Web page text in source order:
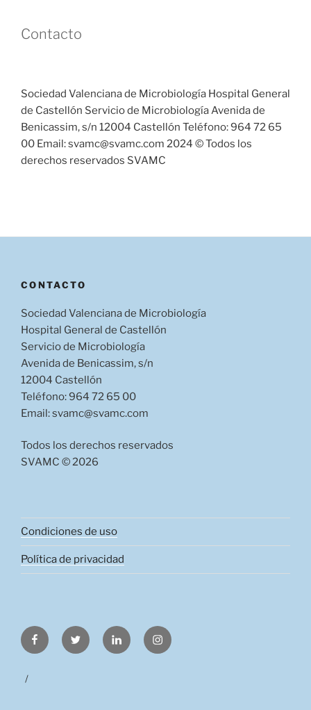
Contacto
Sociedad Valenciana de Microbiología Hospital General
de Castellón Servicio de Microbiología Avenida de
Benicassim, s/n 12004 Castellón Teléfono: 964 72 65
00 Email: svamc@svamc.com 2024 © Todos los
derechos reservados SVAMC
CONTACTO
Sociedad Valenciana de Microbiología
Hospital General de Castellón
Servicio de Microbiología
Avenida de Benicassim, s/n
12004 Castellón
Teléfono: 964 72 65 00
Email: svamc@svamc.com
Todos los derechos reservados
SVAMC © 2026
Condiciones de uso
Política de privacidad
FacebookTwitter LinkedInInstagram